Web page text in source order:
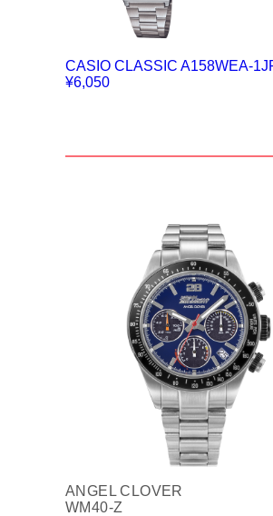
CASIO CLASSIC A158WEA-
¥6,050
ANGEL CLOVER
WM40-Z